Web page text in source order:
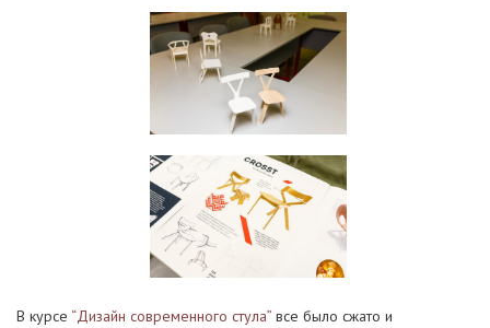
В курсе “Дизайн современного стула” все было сжато и